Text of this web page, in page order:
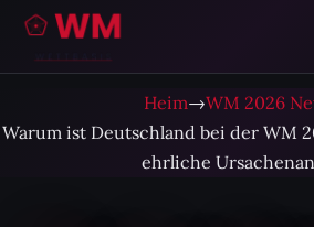
Heim→WM 2026
Warum ist Deutschland bei der WM
ehrliche